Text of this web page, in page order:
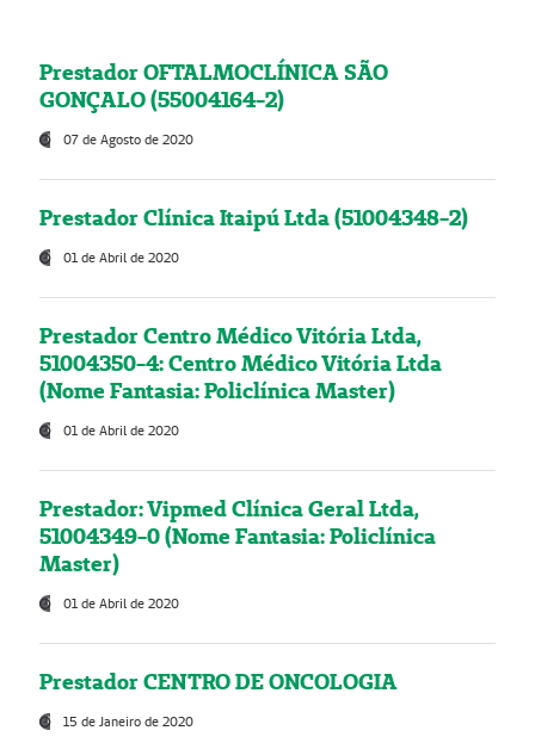
Prestador OFTALMOCLÍNICA SÃO
GONÇALO (55004164-2)
07 de Agosto de 2020
Prestador Clínica Itaipú Ltda (51004348-2)
01 de Abril de 2020
Prestador Centro Médico Vitória Ltda,
51004350-4: Centro Médico Vitória Ltda
(Nome Fantasia: Policlínica Master)
01 de Abril de 2020
Prestador: Vipmed Clínica Geral Ltda,
51004349-0 (Nome Fantasia: Policlínica
Master)
01 de Abril de 2020
Prestador CENTRO DE ONCOLOGIA
15 de Janeiro de 2020